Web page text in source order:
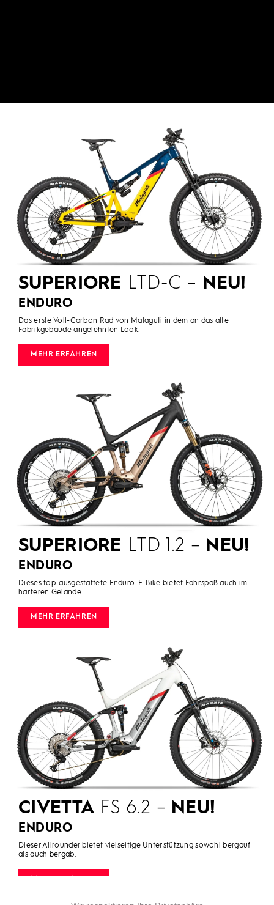
SUPERIORE LTD-C – NEU!
ENDURO
Das erste Voll-Carbon Rad von Malaguti in dem an das alte
Fabrikgebäude angelehnten Look.
MEHR ERFAHREN
SUPERIORE LTD 1.2 – NEU!
ENDURO
Dieses top-ausgestattete Enduro-E-Bike bietet Fahrspaß auch im
härteren Gelände.
MEHR ERFAHREN
CIVETTA FS 6.2 – NEU!
ENDURO
Dieser Allrounder bietet vielseitige Unterstützung sowohl bergauf
als auch bergab.